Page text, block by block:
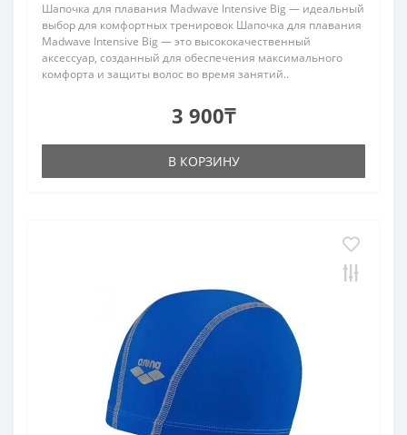
Шапочка для плавания Madwave Intensive Big — идеальный
выбор для комфортных тренировок Шапочка для плавания
Madwave Intensive Big — это высококачественный
аксессуар, созданный для обеспечения максимального
комфорта и защиты волос во время занятий..
3 900₸
В КОРЗИНУ